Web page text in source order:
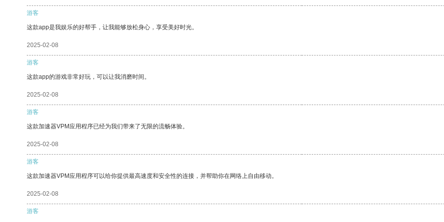
游客
这款app是我娱乐的好帮手，让我能够放松身心，享受美好时光。
2025-02-08
游客
这款app的游戏非常好玩，可以让我消磨时间。
2025-02-08
游客
这款加速器VPM应用程序已经为我们带来了无限的流畅体验。
2025-02-08
游客
这款加速器VPM应用程序可以给你提供最高速度和安全性的连接，并帮助你在网络上自由移动。
2025-02-08
游客